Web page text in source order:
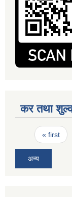
कर तथा
Pages
« first
अन्य